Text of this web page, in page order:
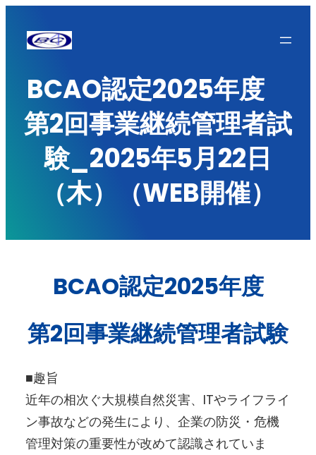
BCAO認定2025年度
第2回事業継続管理者試
験_2025年5月22日
（木）（WEB開催）
BCAO認定2025年度
第2回事業継続管理者試験
■趣旨
近年の相次ぐ大規模自然災害、ITやライフライ
ン事故などの発生により、企業の防災・危機
管理対策の重要性が改めて認識されていま